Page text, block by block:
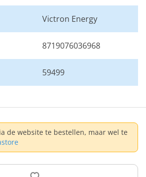
Victron Energy
8719076036968
59499
de website te bestellen, maar wel te